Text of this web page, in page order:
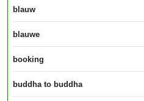
blauw
blauwe
booking
buddha to buddha